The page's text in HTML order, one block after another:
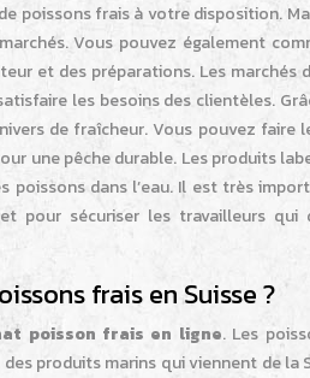
poissons frais à votre disposition.
Vous pouvez également
et des préparations. Les marchés
les besoins des clientèles.
de fraîcheur. Vous pouvez faire
une pêche durable. Les produits
poissons dans l’eau. Il est très
pour sécuriser les travailleurs
frais en Suisse ?
poisson frais en ligne. Les
produits marins qui viennent de la